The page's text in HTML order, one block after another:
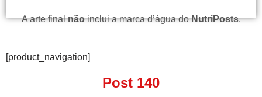
A arte finalnãoinclui a marca d’água doNutriPosts.
[product_navigation]
Post 140